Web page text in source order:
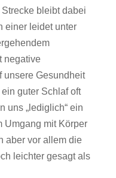
bleibt dabei
einer leidet unter
negative
unsere Gesundheit
guter Schlaf oft
uns „lediglich“ ein
Umgang mit Körper
aber vor allem die
leichter gesagt als